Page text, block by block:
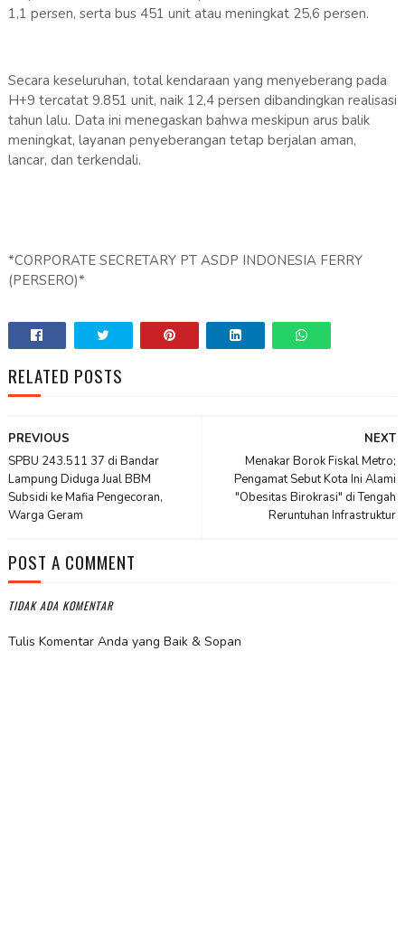
1,1 persen, serta bus 451 unit atau meningkat 25,6 persen.
Secara keseluruhan, total kendaraan yang menyeberang pada
H+9 tercatat 9.851 unit, naik 12,4 persen dibandingkan realisasi
tahun lalu. Data ini menegaskan bahwa meskipun arus balik
meningkat, layanan penyeberangan tetap berjalan aman,
lancar, dan terkendali.
*CORPORATE SECRETARY PT ASDP INDONESIA FERRY
(PERSERO)*
RELATED POSTS
NEXT
Menakar Borok Fiskal Metro;
Pengamat Sebut Kota Ini Alami
"Obesitas Birokrasi" di Tengah
Reruntuhan Infrastruktur
PREVIOUS
SPBU 243.511 37 di Bandar
Lampung Diduga Jual BBM
Subsidi ke Mafia Pengecoran,
Warga Geram
POST A COMMENT
TIDAK ADA KOMENTAR
Tulis Komentar Anda yang Baik & Sopan